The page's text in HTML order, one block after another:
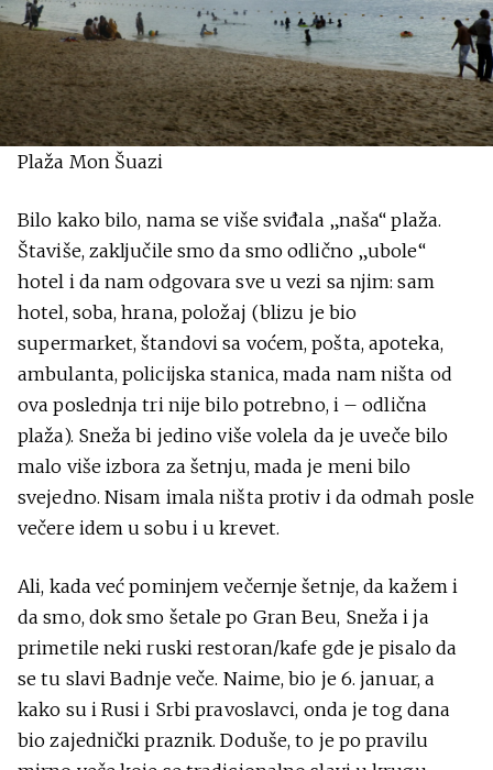
Plaža Mon Šuazi
Bilo kako bilo, nama se više sviđala „naša“ plaža.
Štaviše, zaključile smo da smo odlično „ubole“
hotel i da nam odgovara sve u vezi sa njim: sam
hotel, soba, hrana, položaj (blizu je bio
supermarket, štandovi sa voćem, pošta, apoteka,
ambulanta, policijska stanica, mada nam ništa od
ova poslednja tri nije bilo potrebno, i – odlična
plaža). Sneža bi jedino više volela da je uveče bilo
malo više izbora za šetnju, mada je meni bilo
svejedno. Nisam imala ništa protiv i da odmah posle
večere idem u sobu i u krevet.
Ali, kada već pominjem večernje šetnje, da kažem i
da smo, dok smo šetale po Gran Beu, Sneža i ja
primetile neki ruski restoran/kafe gde je pisalo da
se tu slavi Badnje veče. Naime, bio je 6. januar, a
kako su i Rusi i Srbi pravoslavci, onda je tog dana
bio zajednički praznik. Doduše, to je po pravilu